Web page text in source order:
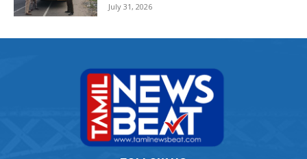
July 31, 2026